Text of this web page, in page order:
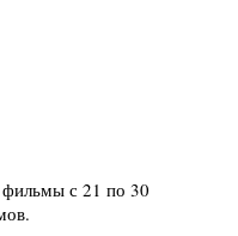
фильмы с 21 по 30